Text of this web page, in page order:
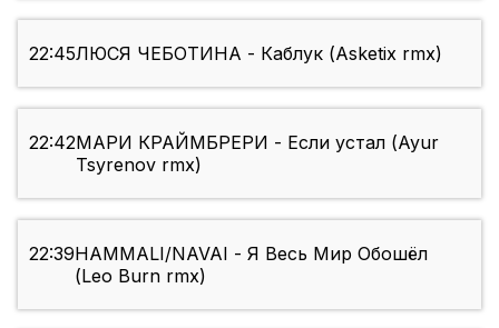
22:45ЛЮСЯ ЧЕБОТИНА - Каблук (Asketix rmx)
22:42МАРИ КРАЙМБРЕРИ - Если устал (Ayur
Tsyrenov rmx)
22:39HAMMALI/NAVAI - Я Весь Мир Обошёл
(Leo Burn rmx)